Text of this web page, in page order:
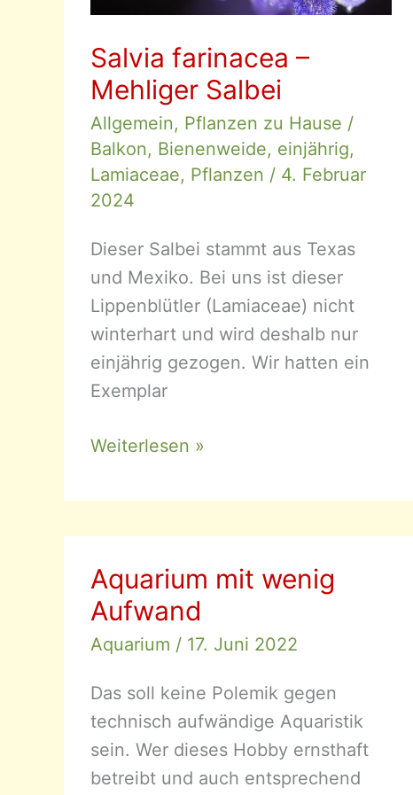
Salvia farinacea –
Mehliger Salbei
Allgemein, Pflanzen zu Hause /
Balkon, Bienenweide, einjährig,
Lamiaceae, Pflanzen / 4. Februar
2024
Dieser Salbei stammt aus Texas
und Mexiko. Bei uns ist dieser
Lippenblütler (Lamiaceae) nicht
winterhart und wird deshalb nur
einjährig gezogen. Wir hatten ein
Exemplar
Salvia
–
Weiterlesen »
Aquarium mit wenig
Aufwand
Aquarium / 17. Juni 2022
Das soll keine Polemik gegen
technisch aufwändige Aquaristik
sein. Wer dieses Hobby ernsthaft
betreibt und auch entsprechend